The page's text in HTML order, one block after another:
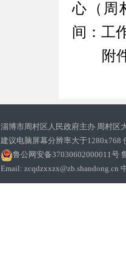
心（周
间：工
附
淄博市周村区人民政府主办 周村区
建议电脑屏幕分辨率大于1280x768
鲁公网安备37030602000011号
Email: zcqdzxxzx@zb.shandong.cn